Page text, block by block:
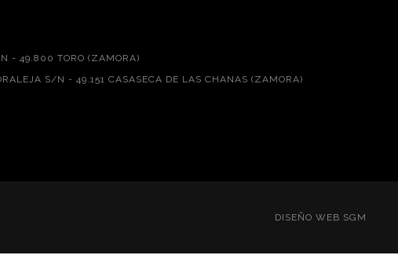
- 49.800 TORO (ZAMORA)
S/N - 49.151 CASASECA DE LAS CHANAS (ZAMORA)
DISEÑO WEB SGM